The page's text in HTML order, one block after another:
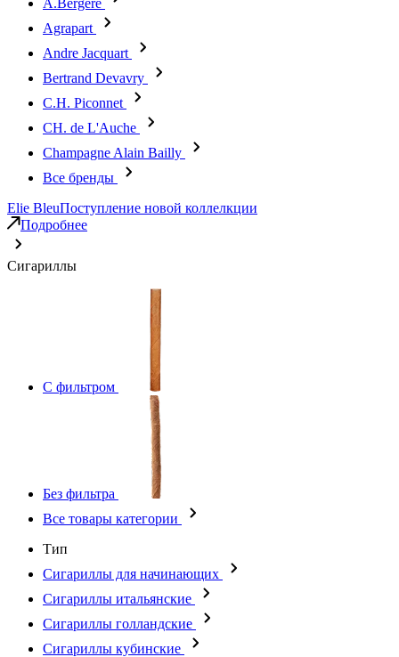
A.Bergere
Agrapart
Andre Jacquart
Bertrand Devavry
C.H. Piconnet
CH. de L'Auche
Champagne Alain Bailly
Все бренды
Elie BleuПоступление новой коллелкции
Подробнее
Сигариллы
С фильтром
Без фильтра
Все товары категории
Тип
Сигариллы для начинающих
Сигариллы итальянские
Сигариллы голландские
Сигариллы кубинские